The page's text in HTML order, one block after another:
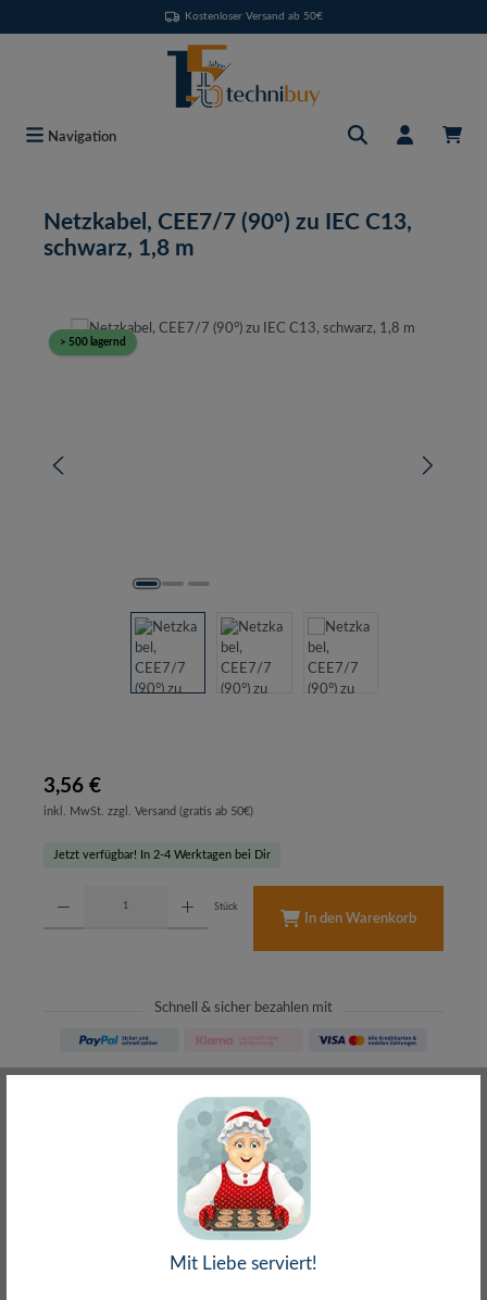
Kostenloser Versand ab 50€
Navigation
Netzkabel, CEE7/7 (90°) zu IEC C13,
schwarz, 1,8 m
Bildergalerie überspringen
> 500 lagernd
3,56 €
inkl. MwSt. zzgl. Versand (gratis ab 50€)
Jetzt verfügbar! In 2-4 Werktagen bei Dir
Stück
In den Warenkorb
Schnell & sicher bezahlen mit
meist direkt aus Waiblingen
30 Tage Rückgaberecht
ohne Risiko bestellen
– Frag den Profi!
kostenlos und persönlich
Über 20+ Jahre Erfahrung
wir wissen von was wir sprechen
Mit Liebe serviert!